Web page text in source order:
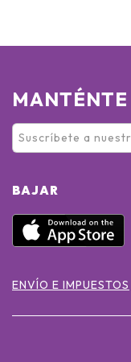
BAJAR
ENVÍO E IMPUESTOS